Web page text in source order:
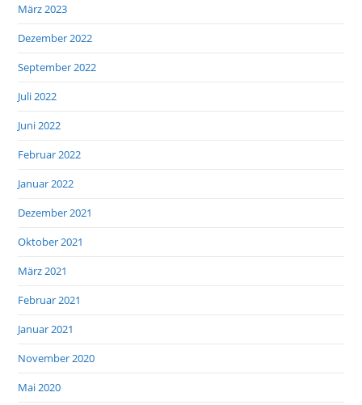
März 2023
Dezember 2022
September 2022
Juli 2022
Juni 2022
Februar 2022
Januar 2022
Dezember 2021
Oktober 2021
März 2021
Februar 2021
Januar 2021
November 2020
Mai 2020